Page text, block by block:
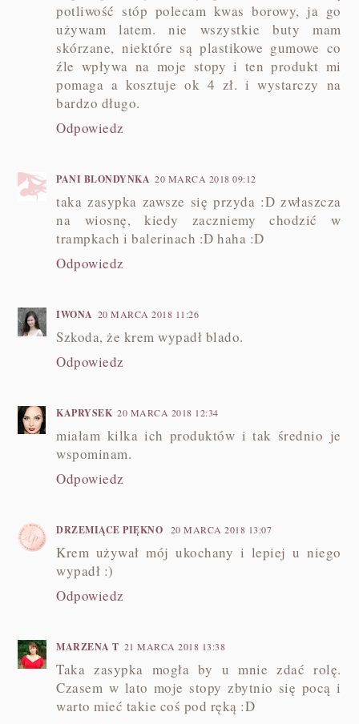
potliwość stóp polecam kwas borowy, ja go
używam latem. nie wszystkie buty mam
skórzane, niektóre są plastikowe gumowe co
źle wpływa na moje stopy i ten produkt mi
pomaga a kosztuje ok 4 zł. i wystarczy na
bardzo długo.
Odpowiedz
PANI BLONDYNKA 20 MARCA 2018 09:12
taka zasypka zawsze się przyda :D zwłaszcza
na wiosnę, kiedy zaczniemy chodzić w
trampkach i balerinach :D haha :D
Odpowiedz
IWONA 20 MARCA 2018 11:26
Szkoda, że krem wypadł blado.
Odpowiedz
KAPRYSEK 20 MARCA 2018 12:34
miałam kilka ich produktów i tak średnio je
wspominam.
Odpowiedz
DRZEMIĄCE PIĘKNO 20 MARCA 2018 13:07
Krem używał mój ukochany i lepiej u niego
wypadł :)
Odpowiedz
MARZENA T 21 MARCA 2018 13:38
Taka zasypka mogła by u mnie zdać rolę.
Czasem w lato moje stopy zbytnio się pocą i
warto mieć takie coś pod ręką :D